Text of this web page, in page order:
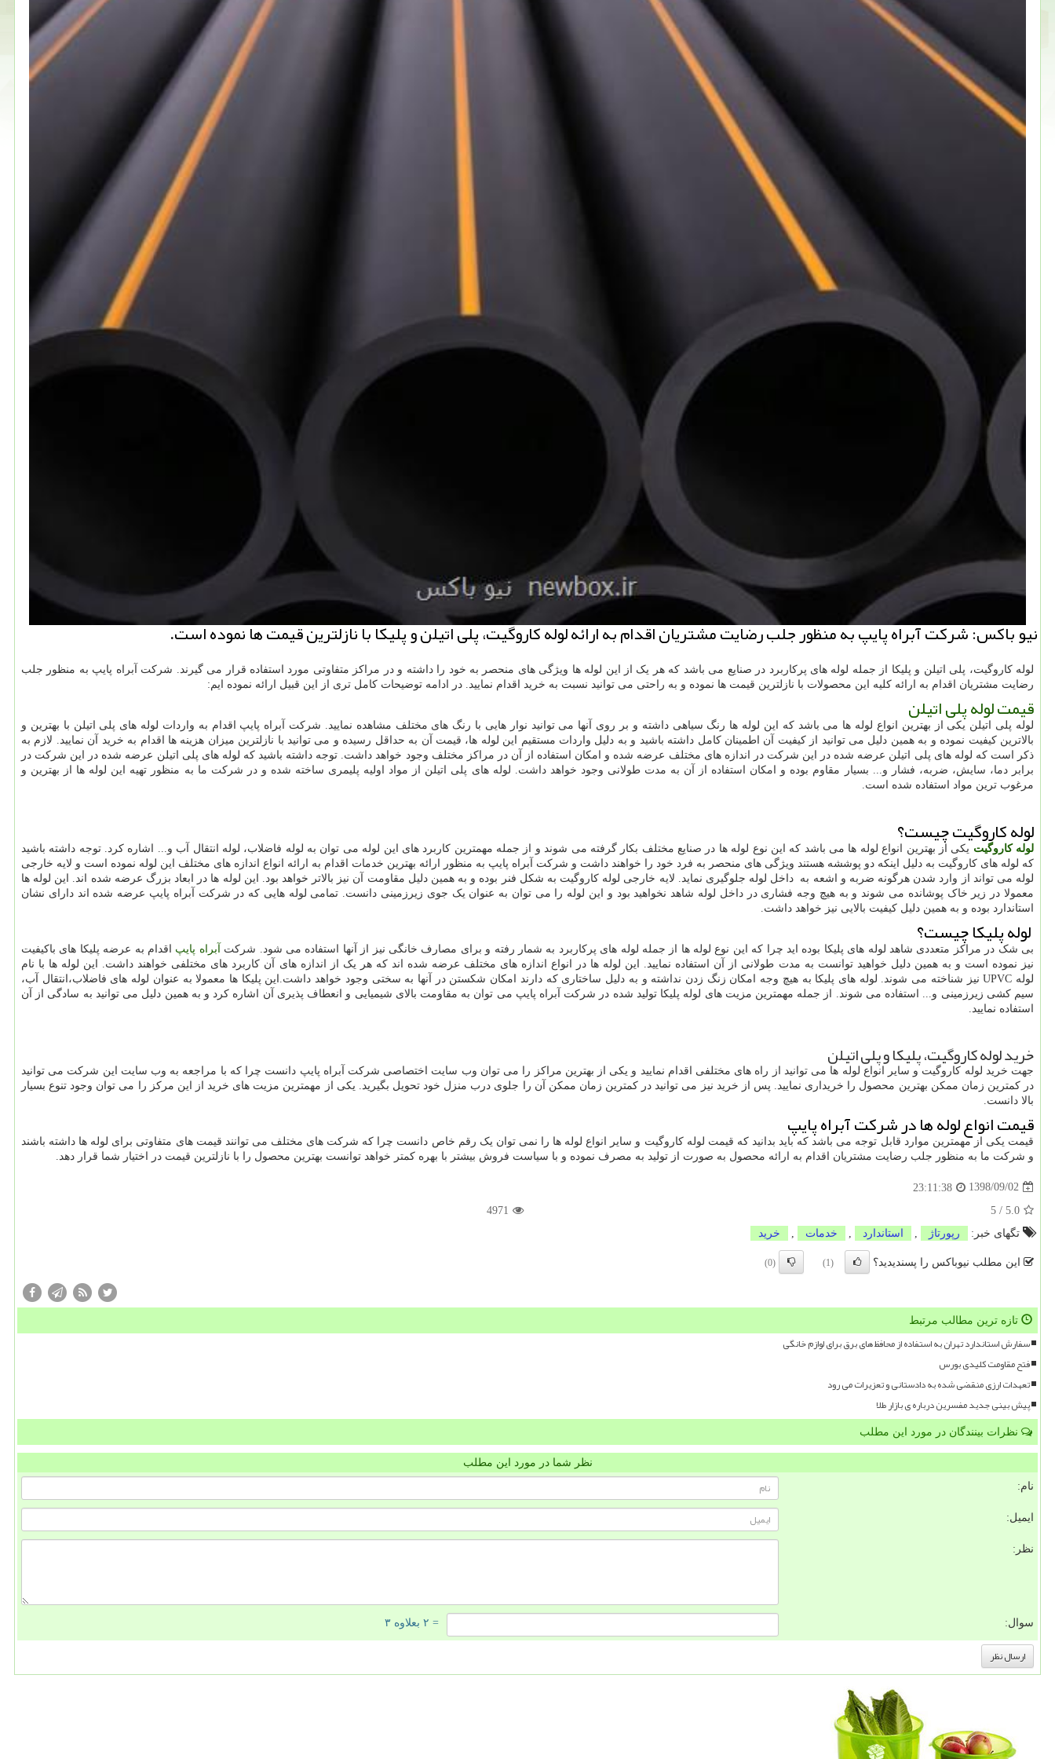
نیو باكس: شركت آبراه پایپ به منظور جلب رضایت مشتریان اقدام به ارائه لوله كاروگیت، پلی اتیلن و پلیكا با نازلترین قیمت ها نموده است.
لوله کاروگیت، پلی اتیلن و پلیکا از جمله لوله های پرکاربرد در صنایع می باشد که هر یک از این لوله ها ویژگی های منحصر به خود را داشته و در مراکز متفاوتی مورد استفاده قرار می گیرند. شرکت آبراه پایپ به منظور جلب
رضایت مشتریان اقدام به ارائه کلیه این محصولات با نازلترین قیمت ها نموده و به راحتی می توانید نسبت به خرید اقدام نمایید. در ادامه توضیحات کامل تری از این قبیل ارائه نموده ایم:
قیمت لوله پلی اتیلن
لوله پلی اتیلن یکی از بهترین انواع لوله ها می باشد که این لوله ها رنگ سیاهی داشته و بر روی آنها می توانید نوار هایی با رنگ های مختلف مشاهده نمایید. شرکت آبراه پایپ اقدام به واردات لوله های پلی اتیلن با بهترین و
بالاترین کیفیت نموده و به همین دلیل می توانید از کیفیت آن اطمینان کامل داشته باشید و به دلیل واردات مستقیم این لوله ها، قیمت آن به حداقل رسیده و می توانید با نازلترین میزان هزینه ها اقدام به خرید آن نمایید. لازم به
ذکر است که لوله های پلی اتیلن عرضه شده در این شرکت در اندازه های مختلف عرضه شده و امکان استفاده از آن در مراکز مختلف وجود خواهد داشت. توجه داشته باشید که لوله های پلی اتیلن عرضه شده در این شرکت در
برابر دما، سایش، ضربه، فشار و... بسیار مقاوم بوده و امکان استفاده از آن به مدت طولانی وجود خواهد داشت. لوله های پلی اتیلن از مواد اولیه پلیمری ساخته شده و در شرکت ما به منظور تهیه این لوله ها از بهترین و
مرغوب ترین مواد استفاده شده است.
لوله کاروگیت چیست؟
لوله کاروگیت یکی از بهترین انواع لوله ها می باشد که این نوع لوله ها در صنایع مختلف بکار گرفته می شوند و از جمله مهمترین کاربرد های این لوله می توان به لوله فاضلاب، لوله انتقال آب و... اشاره کرد. توجه داشته باشید
که لوله های کاروگیت به دلیل اینکه دو پوششه هستند ویژگی های منحصر به فرد خود را خواهند داشت و شرکت آبراه پایپ به منظور ارائه بهترین خدمات اقدام به ارائه انواع اندازه های مختلف این لوله نموده است و لایه خارجی
لوله می تواند از وارد شدن هرگونه ضربه و اشعه به داخل لوله جلوگیری نماید. لایه خارجی لوله کاروگیت به شکل فنر بوده و به همین دلیل مقاومت آن نیز بالاتر خواهد بود. این لوله ها در ابعاد بزرگ عرضه شده اند. این لوله ها
معمولا در زیر خاک پوشانده می شوند و به هیچ وجه فشاری در داخل لوله شاهد نخواهید بود و این لوله را می توان به عنوان یک جوی زیرزمینی دانست. تمامی لوله هایی که در شرکت آبراه پایپ عرضه شده اند دارای نشان
استاندارد بوده و به همین دلیل کیفیت بالایی نیز خواهد داشت.
لوله پلیکا چیست؟
بی شک در مراکز متعددی شاهد لوله های پلیکا بوده اید چرا که این نوع لوله ها از جمله لوله های پرکاربرد به شمار رفته و برای مصارف خانگی نیز از آنها استفاده می شود. شرکت آبراه پایپ اقدام به عرضه پلیکا های باکیفیت
نیز نموده است و به همین دلیل خواهید توانست به مدت طولانی از آن استفاده نمایید. این لوله ها در انواع اندازه های مختلف عرضه شده اند که هر یک از اندازه های آن کاربرد های مختلفی خواهند داشت. این لوله ها با نام
لوله UPVC نیز شناخته می شوند. لوله های پلیکا به هیچ وجه امکان زنگ زدن نداشته و به دلیل ساختاری که دارند امکان شکستن در آنها به سختی وجود خواهد داشت.این پلیکا ها معمولا به عنوان لوله های فاضلاب،انتقال آب،
سیم کشی زیرزمینی و... استفاده می شوند. از جمله مهمترین مزیت های لوله پلیکا تولید شده در شرکت آبراه پایپ می توان به مقاومت بالای شیمیایی و انعطاف پذیری آن اشاره کرد و به همین دلیل می توانید به سادگی از آن
استفاده نمایید.
خرید لوله کاروگیت، پلیکا و پلی اتیلن
جهت خرید لوله کاروگیت و سایر انواع لوله ها می توانید از راه های مختلفی اقدام نمایید و یکی از بهترین مراکز را می توان وب سایت اختصاصی شرکت آبراه پایپ دانست چرا که با مراجعه به وب سایت این شرکت می توانید
در کمترین زمان ممکن بهترین محصول را خریداری نمایید. پس از خرید نیز می توانید در کمترین زمان ممکن آن را جلوی درب منزل خود تحویل بگیرید. یکی از مهمترین مزیت های خرید از این مرکز را می توان وجود تنوع بسیار
بالا دانست.
قیمت انواع لوله ها در شرکت آبراه پایپ
قیمت یکی از مهمترین موارد قابل توجه می باشد که باید بدانید که قیمت لوله کاروگیت و سایر انواع لوله ها را نمی توان یک رقم خاص دانست چرا که شرکت های مختلف می توانند قیمت های متفاوتی برای لوله ها داشته باشند
و شرکت ما به منظور جلب رضایت مشتریان اقدام به ارائه محصول به صورت از تولید به مصرف نموده و با سیاست فروش بیشتر با بهره کمتر خواهد توانست بهترین محصول را با نازلترین قیمت در اختیار شما قرار دهد.
1398/09/02
23:11:38
5.0
/
5
4971
تگهای خبر:
رپورتاژ , استاندارد , خدمات , خرید
این مطلب نیوباکس را پسندیدید؟ (1)
(0)
تازه ترین مطالب مرتبط
سفارش استاندارد تهران به استفاده از محافظ های برق برای لوازم خانگی
فتح مقاومت کلیدی بورس
تعهدات ارزی منقضی شده به دادستانی و تعزیرات می رود
پیش بینی جدید مفسرین درباره ی بازار طلا
نظرات بینندگان در مورد این مطلب
نظر شما در مورد این مطلب
نام:
ایمیل:
نظر:
سوال: = ۲ بعلاوه ۳